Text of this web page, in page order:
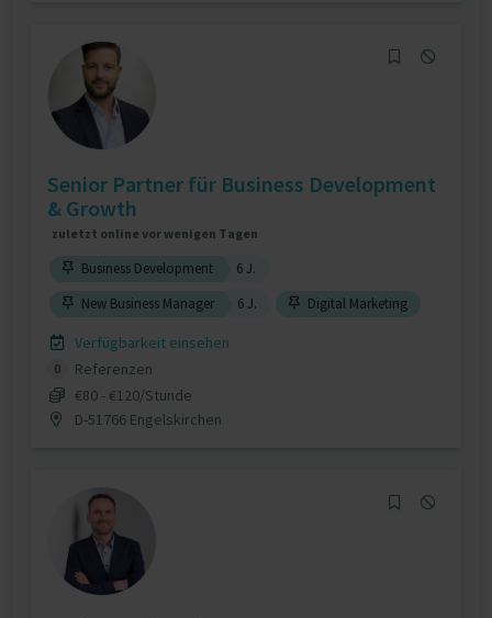
Senior Partner für Business Development
& Growth
zuletzt online vor wenigen Tagen
Business Development
6 J.
New Business Manager
6 J. Digital Marketing
Verfügbarkeit einsehen
0
Referenzen
€80 - €120/Stunde
D-51766 Engelskirchen